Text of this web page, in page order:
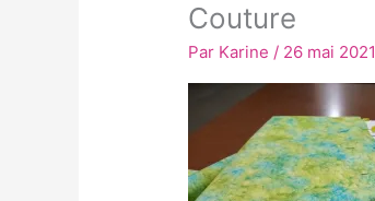
Couture
Par Karine / 26 mai 2021